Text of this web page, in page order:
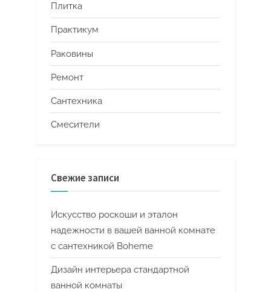
Плитка
Практикум
Раковины
Ремонт
Сантехника
Смесители
Свежие записи
Искусство роскоши и эталон
надежности в вашей ванной комнате
с сантехникой Boheme
Дизайн интерьера стандартной
ванной комнаты